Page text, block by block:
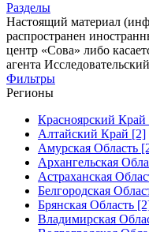
Разделы
Настоящий материал
распространен
центр «Сова» либо
агента
Фильтры
Регионы
Красноярский
Алтайский Край [2]
Амурская Область
Архангельская
Астраханская
Белгородская
Брянская Область
Владимирская